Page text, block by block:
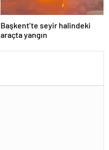
Başkent’te seyir halindeki
araçta yangın